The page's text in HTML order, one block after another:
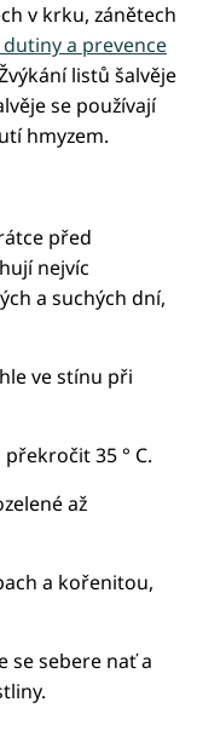
v krku, zánětech
a prevence
listů šalvěje
se používají
hmyzem.
před
nejvíc
a suchých dní,
ve stínu při
35 ° C.
až
a kořenitou,
se sebere nať a